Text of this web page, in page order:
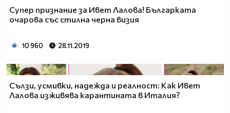
Супер признание за Ивет Лалова! Българката
очарова със стилна черна визия
10 960 28.11.2019
Сълзи, усмивки, надежда и реалност: Как Ивет
Лалова изживява карантината в Италия?